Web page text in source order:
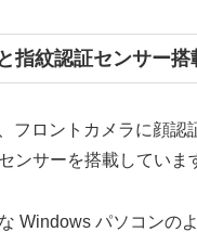
指紋認証センサー搭
フロントカメラに顔認
ンサーを搭載していま
Windows パソコンの